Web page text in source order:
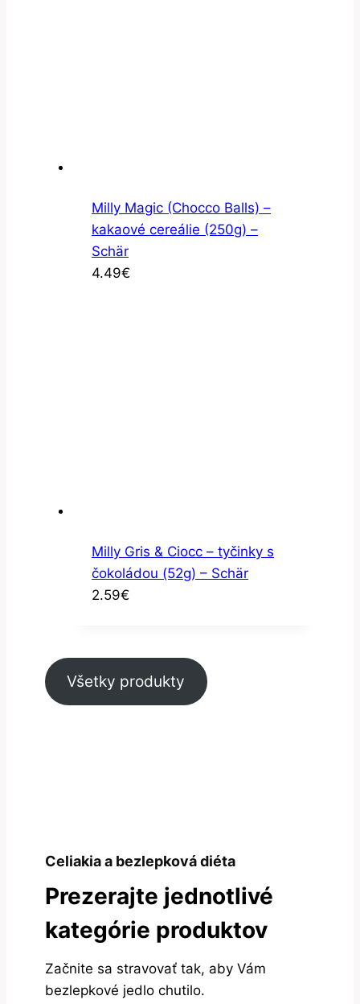
Milly Magic (Chocco Balls) –
kakaové cereálie (250g) –
Schär
4.49€
Milly Gris & Ciocc – tyčinky s
čokoládou (52g) – Schär
2.59€
Všetky produkty
Celiakia a bezlepková diéta
Prezerajte jednotlivé
kategórie produktov
Začnite sa stravovať tak, aby Vám
bezlepkové jedlo chutilo.